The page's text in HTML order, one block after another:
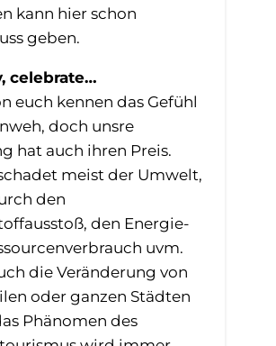
kann hier schon
geben.
celebrate…
euch kennen das Gefühl
doch unsre
hat auch ihren Preis.
meist der Umwelt,
den
den Energie-
uvm.
die Veränderung von
oder ganzen Städten
Phänomen des